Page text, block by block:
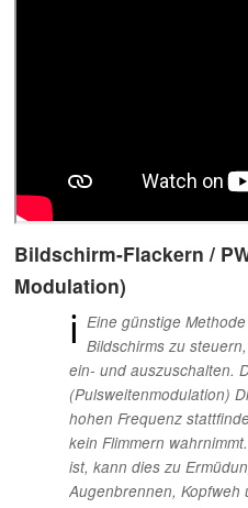
Bildschirm-Flackern /
Modulation)
ℹ Eine günstige
Bildschirms zu
ein- und auszuschalten.
(Pulsweitenmodulation)
hohen Frequenz
kein Flimmern
ist, kann dies zu
Augenbrennen, Kopfweh